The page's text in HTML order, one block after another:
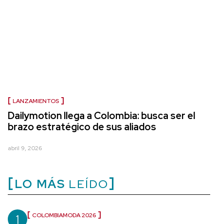
LANZAMIENTOS
Dailymotion llega a Colombia: busca ser el
brazo estratégico de sus aliados
abril 9, 2026
LO MÁS LEÍDO
1 COLOMBIAMODA 2026